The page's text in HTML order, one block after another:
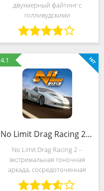
двухмерный файтинг с
голливудскими
спецэффектами, хардкорным
геймплеем и элементами
ролевого развития. Событий
разработчики из StormHit
Games подготовили много:
предусмотрены и
4.1
No Limit Drag Racing 2 (MOD, Много денег)
No Limit Drag Racing 2 –
экстремальная гоночная
аркада, сосредоточенная
вокруг безбашенных драг-